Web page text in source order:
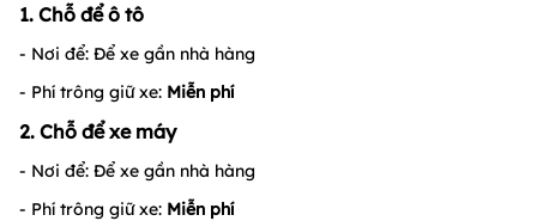
1. Chỗ để ô tô
- Nơi để: Để xe gần nhà hàng
- Phí trông giữ xe: Miễn phí
2. Chỗ để xe máy
- Nơi để: Để xe gần nhà hàng
- Phí trông giữ xe: Miễn phí